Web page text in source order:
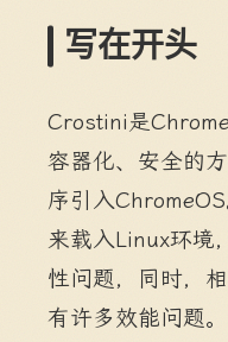
写在开头
Crostini是
容器化、安全的
序引入
来载入Linux环境
性问题，同时，
有许多效能问题。